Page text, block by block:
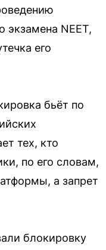
экзамена NEET,
его
бьёт по
тех, кто
по его словам,
а запрет
блокировку